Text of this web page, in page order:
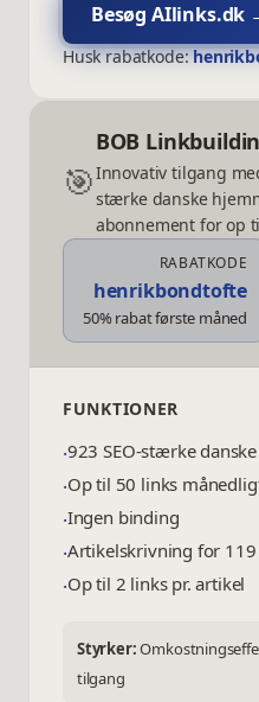
Besøg AIlinks.dk
Husk rabatkode:
🎯
BOB
Innovativ tilgang
stærke danske
abonnement for op
RABATKODE
henrikbondtofte
50% rabat første måned
FUNKTIONER
·923 SEO-stærke
·Op til 50 links
·Ingen binding
·Artikelskrivning for 119
·Op til 2 links pr. artikel
Styrker:
tilgang